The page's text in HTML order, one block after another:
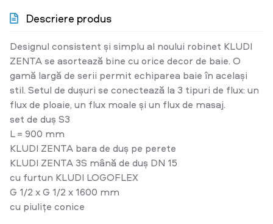
Descriere produs
Designul consistent și simplu al noului robinet KLUDI
ZENTA se asortează bine cu orice decor de baie. O
gamă largă de serii permit echiparea baie în același
stil. Setul de dușuri se conectează la 3 tipuri de flux: un
flux de ploaie, un flux moale și un flux de masaj.
set de duș S3
L = 900 mm
KLUDI ZENTA bara de duș pe perete
KLUDI ZENTA 3S mână de duș DN 15
cu furtun KLUDI LOGOFLEX
G 1/2 x G 1/2 x 1600 mm
cu piulițe conice